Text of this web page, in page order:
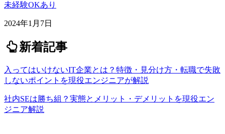
未経験OKあり
2024年1月7日
新着記事
入ってはいけないIT企業とは？特徴・見分け方・転職で失敗
しないポイントを現役エンジニアが解説
社内SEは勝ち組？実態とメリット・デメリットを現役エン
ジニア解説